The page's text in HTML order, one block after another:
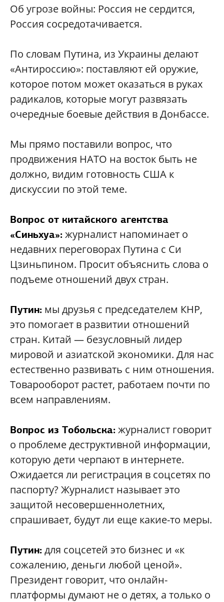
Об угрозе войны: Россия не сердится,
Россия сосредотачивается.
По словам Путина, из Украины делают
«Антироссию»: поставляют ей оружие,
которое потом может оказаться в руках
радикалов, которые могут развязать
очередные боевые действия в Донбассе.
Мы прямо поставили вопрос, что
продвижения НАТО на восток быть не
должно, видим готовность США к
дискуссии по этой теме.
Вопрос от китайского агентства
«Синьхуа»:журналист напоминает о
недавних переговорах Путина с Си
Цзиньпином. Просит объяснить слова о
подъеме отношений двух стран.
Путин: мы друзья с председателем КНР,
это помогает в развитии отношений
стран. Китай — безусловный лидер
мировой и азиатской экономики. Для нас
естественно развивать с ним отношения.
Товарооборот растет, работаем почти по
всем направлениям.
Вопрос из Тобольска:журналист говорит
о проблеме деструктивной информации,
которую дети черпают в интернете.
Ожидается ли регистрация в соцсетях по
паспорту? Журналист называет это
защитой несовершеннолетних,
спрашивает, будут ли еще какие-то меры.
Путин:для соцсетей это бизнес и «к
сожалению, деньги любой ценой».
Президент говорит, что онлайн-
платформы думают не о детях, а только о